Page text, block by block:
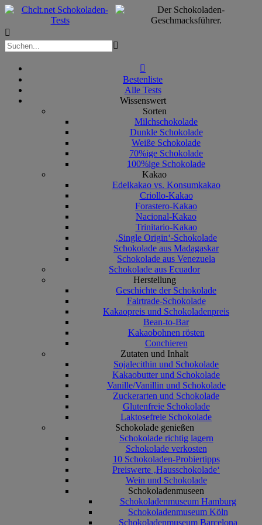



Bestenliste
Alle Tests
Wissenswert
Sorten
Milchschokolade
Dunkle Schokolade
Weiße Schokolade
70%ige Schokolade
100%ige Schokolade
Kakao
Edelkakao vs. Konsumkakao
Criollo-Kakao
Forastero-Kakao
Nacional-Kakao
Trinitario-Kakao
‚Single Origin‘-Schokolade
Schokolade aus Madagaskar
Schokolade aus Venezuela
Schokolade aus Ecuador
Herstellung
Geschichte der Schokolade
Fairtrade-Schokolade
Kakaopreis und Schokoladenpreis
Bean-to-Bar
Kakaobohnen rösten
Conchieren
Zutaten und Inhalt
Sojalecithin und Schokolade
Kakaobutter und Schokolade
Vanille/Vanillin und Schokolade
Zuckerarten und Schokolade
Glutenfreie Schokolade
Laktosefreie Schokolade
Schokolade genießen
Schokolade richtig lagern
Schokolade verkosten
10 Schokoladen-Probiertipps
Preiswerte ‚Hausschokolade‘
Wein und Schokolade
Schokoladenmuseen
Schokoladenmuseum Hamburg
Schokoladenmuseum Köln
Schokoladenmuseum Barcelona